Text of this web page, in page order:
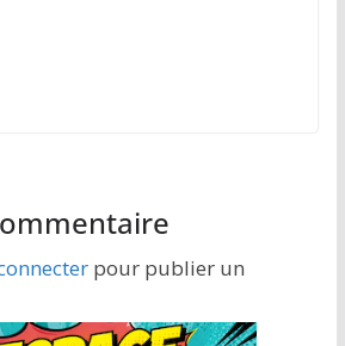
pour publier un